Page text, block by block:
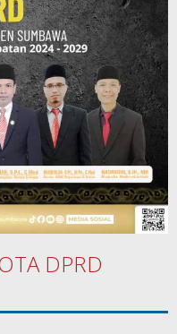
DPRD